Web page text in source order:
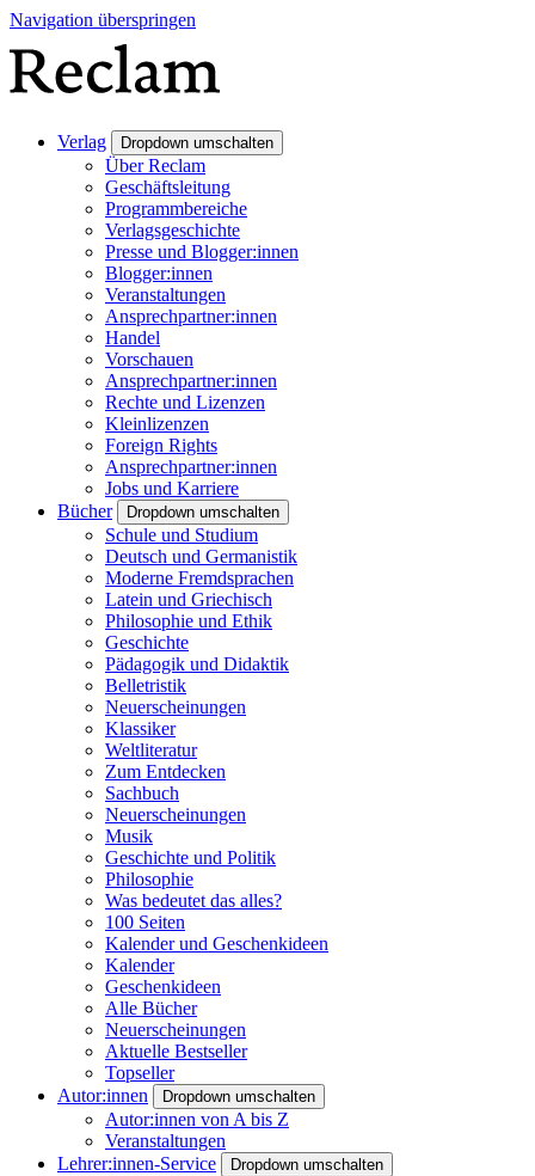
Navigation überspringen
Verlag Dropdown umschalten
Über Reclam
Geschäftsleitung
Programmbereiche
Verlagsgeschichte
Presse und Blogger:innen
Blogger:innen
Veranstaltungen
Ansprechpartner:innen
Handel
Vorschauen
Ansprechpartner:innen
Rechte und Lizenzen
Kleinlizenzen
Foreign Rights
Ansprechpartner:innen
Jobs und Karriere
Bücher
Dropdown umschalten
Schule und Studium
Deutsch und Germanistik
Moderne Fremdsprachen
Latein und Griechisch
Philosophie und Ethik
Geschichte
Pädagogik und Didaktik
Belletristik
Neuerscheinungen
Klassiker
Weltliteratur
Zum Entdecken
Sachbuch
Neuerscheinungen
Musik
Geschichte und Politik
Philosophie
Was bedeutet das alles?
100 Seiten
Kalender und Geschenkideen
Kalender
Geschenkideen
Alle Bücher
Neuerscheinungen
Aktuelle Bestseller
Topseller
Autor:innen
Dropdown umschalten
Autor:innen von A bis Z
Veranstaltungen
Lehrer:innen-Service
Dropdown umschalten